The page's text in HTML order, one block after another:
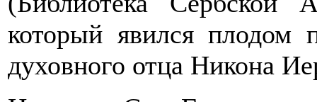
который явился
духовного отца Никона